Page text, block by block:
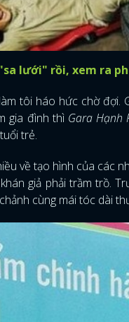
lưới" rồi, xem ra
tôi háo hức chờ đợi.
gia đình thì Gara Hạnh
trẻ.
về tạo hình của các
giả phải trầm trồ.
cùng mái tóc dài